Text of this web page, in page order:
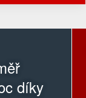
díky